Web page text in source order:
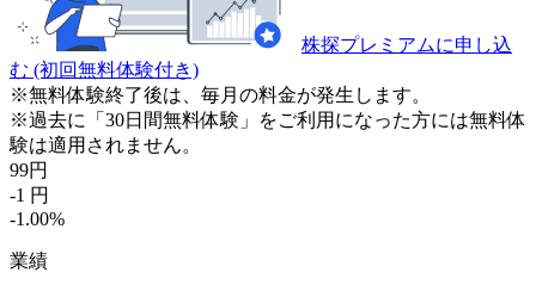
株探プレミアムに申し込
む (初回無料体験付き)
※無料体験終了後は、毎月の料金が発生します。
※過去に「30日間無料体験」をご利用になった方には無料体
験は適用されません。
99円
-1 円
-1.00%
業績